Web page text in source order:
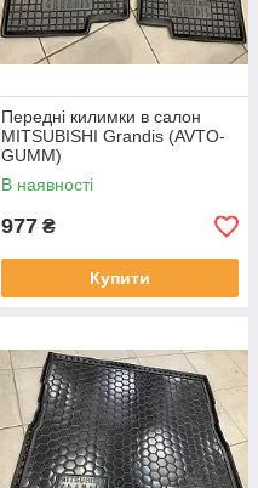
Передні килимки в салон
MITSUBISHI Grandis (AVTO-
GUMM)
В наявності
977 ₴
Купити